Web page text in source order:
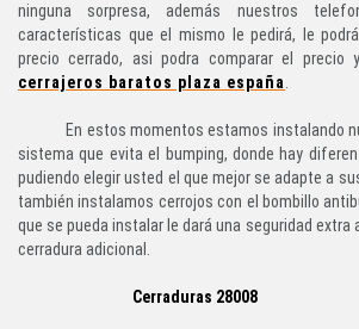
ninguna sorpresa, además nuestros
características que el mismo le pedirá, le
precio cerrado, asi podra comparar el precio
cerrajeros baratos plaza españa.
En estos momentos estamos instalando
sistema que evita el bumping, donde hay
pudiendo elegir usted el que mejor se adapte a
también instalamos cerrojos con el bombillo
que se pueda instalar le dará una seguridad extra
cerradura adicional.
Cerraduras 28008